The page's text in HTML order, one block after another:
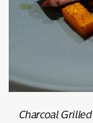
Charcoal